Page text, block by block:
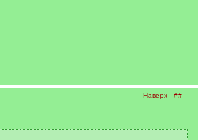
Наверх ##